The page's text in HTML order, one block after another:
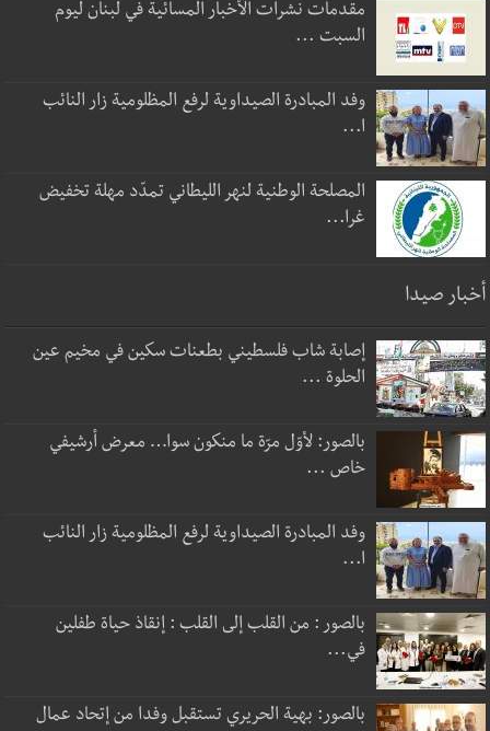
مقدمات نشرات الأخبار المسائية في لبنان ليوم
السبت ...
وفد المبادرة الصيداوية لرفع المظلومية زار النائب
ا...
المصلحة الوطنية لنهر الليطاني تمدّد مهلة تخفيض
غرا...
أخبار صيدا
إصابة شاب فلسطيني بطعنات سكين في مخيم عين
الحلوة ...
بالصور: لأوّل مرّة ما منكون سوا… معرض أرشيفي
خاص ...
وفد المبادرة الصيداوية لرفع المظلومية زار النائب
ا...
بالصور : من القلب إلى القلب : إنقاذ حياة طفلين
في...
بالصور: بهية الحريري تستقبل وفدا من إتحاد عمال